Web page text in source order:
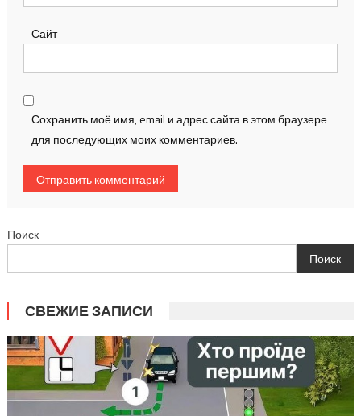
Сайт
Сохранить моё имя, email и адрес сайта в этом браузере
для последующих моих комментариев.
Поиск
Поиск
СВЕЖИЕ ЗАПИСИ